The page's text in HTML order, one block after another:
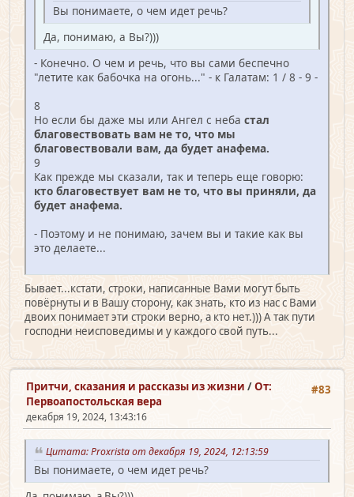
Вы понимаете, о чем идет речь?
Да, понимаю, а Вы?)))
- Конечно. О чем и речь, что вы сами беспечно
"летите как бабочка на огонь..." - к Галатам: 1 / 8 - 9 -
8
Но если бы даже мы или Ангел с неба стал
благовествовать вам не то, что мы
благовествовали вам, да будет анафема.
9
Как прежде мы сказали, так и теперь еще говорю:
кто благовествует вам не то, что вы приняли, да
будет анафема.
- Поэтому и не понимаю, зачем вы и такие как вы
это делаете...
Бывает...кстати, строки, написанные Вами могут быть
повёрнуты и в Вашу сторону, как знать, кто из нас с Вами
двоих понимает эти строки верно, а кто нет.))) А так пути
господни неисповедимы и у каждого свой путь...
#83
Притчи, сказания и рассказы из жизни /От:
Первоапостольская вера
декабря 19, 2024, 13:43:16
Цитата: Proxrista от декабря 19, 2024, 12:13:59
Вы понимаете, о чем идет речь?